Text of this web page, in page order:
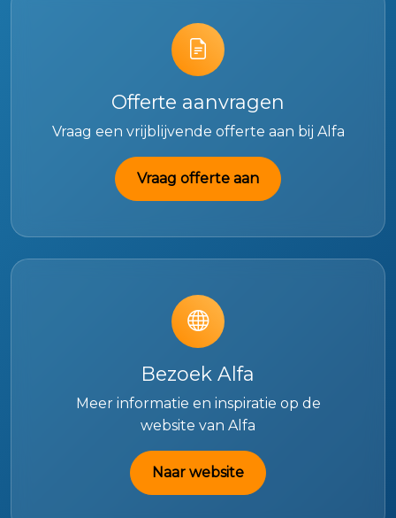
Offerte aanvragen
Vraag een vrijblijvende offerte aan bij Alfa
Vraag offerte aan
Bezoek Alfa
Meer informatie en inspiratie op de
website van Alfa
Naar website